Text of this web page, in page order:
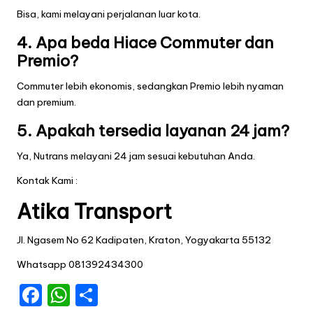
Bisa, kami melayani perjalanan luar kota.
4. Apa beda Hiace Commuter dan
Premio?
Commuter lebih ekonomis, sedangkan Premio lebih nyaman
dan premium.
5. Apakah tersedia layanan 24 jam?
Ya, Nutrans melayani 24 jam sesuai kebutuhan Anda.
Kontak Kami :
Atika Transport
Jl. Ngasem No 62 Kadipaten, Kraton, Yogyakarta 55132
Whatsapp 081392434300
F
W